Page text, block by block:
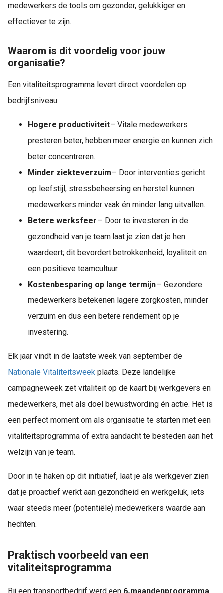
medewerkers de tools om gezonder, gelukkiger en
effectiever te zijn.
Waarom is dit voordelig voor jouw
organisatie?
Een vitaliteitsprogramma levert direct voordelen op
bedrijfsniveau:
Hogere productiviteit– Vitale medewerkers
presteren beter, hebben meer energie en kunnen zich
beter concentreren.
Minder ziekteverzuim – Door interventies gericht
op leefstijl, stressbeheersing en herstel kunnen
medewerkers minder vaak én minder lang uitvallen.
Betere werksfeer – Door te investeren in de
gezondheid van je team laat je zien dat je hen
waardeert; dit bevordert betrokkenheid, loyaliteit en
een positieve teamcultuur.
Kostenbesparing op lange termijn– Gezondere
medewerkers betekenen lagere zorgkosten, minder
verzuim en dus een betere rendement op je
investering.
Elk jaar vindt in de laatste week van september de
Nationale Vitaliteitsweek plaats. Deze landelijke
campagneweek zet vitaliteit op de kaart bij werkgevers en
medewerkers, met als doel bewustwording én actie. Het is
een perfect moment om als organisatie te starten met een
vitaliteitsprogramma of extra aandacht te besteden aan het
welzijn van je team.
Door in te haken op dit initiatief, laat je als werkgever zien
dat je proactief werkt aan gezondheid en werkgeluk, iets
waar steeds meer (potentiële) medewerkers waarde aan
hechten.
Praktisch voorbeeld van een
vitaliteitsprogramma
Bij een transportbedrijf werd een 6‑maandenprogramma